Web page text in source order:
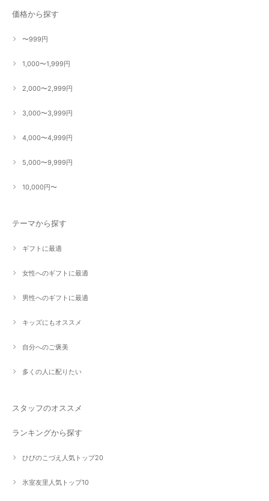
価格から探す
〜999円
1,000〜1,999円
2,000〜2,999円
3,000〜3,999円
4,000〜4,999円
5,000〜9,999円
10,000円〜
テーマから探す
ギフトに最適
女性へのギフトに最適
男性へのギフトに最適
キッズにもオススメ
自分へのご褒美
多くの人に配りたい
スタッフのオススメ
ランキングから探す
ひびのこづえ人気トップ20
氷室友里人気トップ10